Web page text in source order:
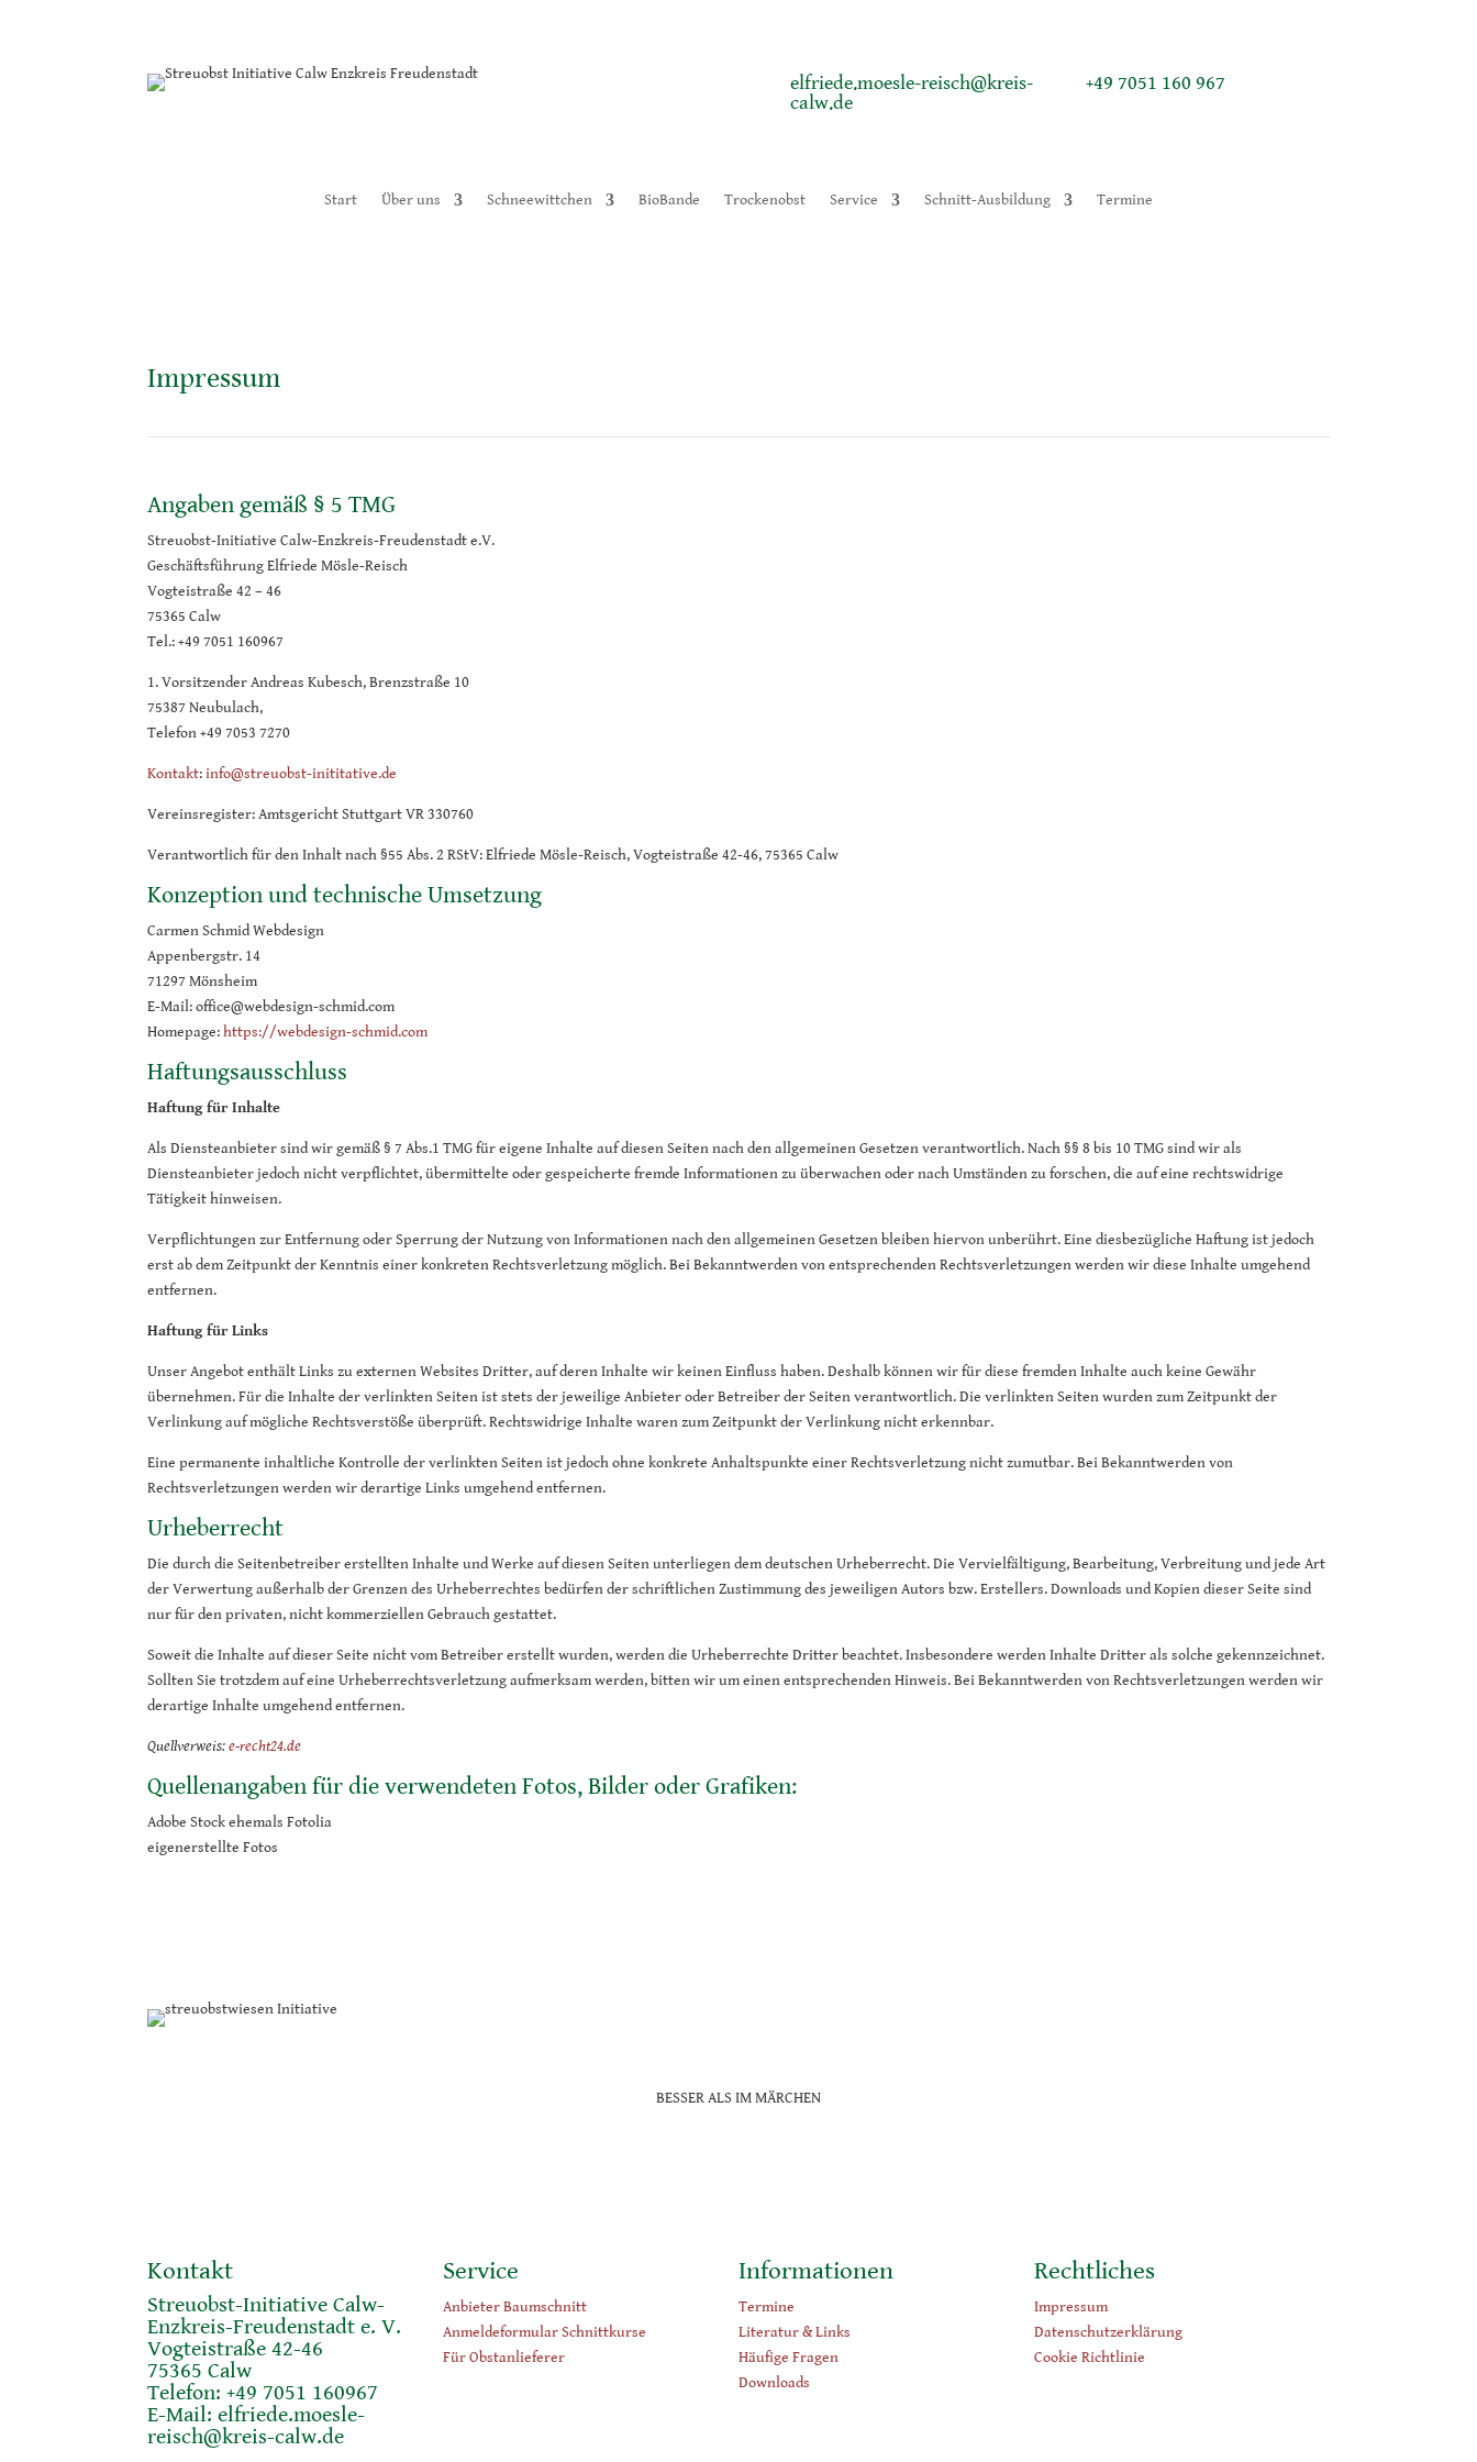
elfriede.moesle-reisch@kreis-
calw.de
+49 7051 160 967
Start Über uns Schneewittchen BioBande Trockenobst Service Schnitt-Ausbildung Termine
Impressum
Angaben gemäß § 5 TMG
Streuobst-Initiative Calw-Enzkreis-Freudenstadt e.V.
Geschäftsführung Elfriede Mösle-Reisch
Vogteistraße 42 – 46
75365 Calw
Tel.: +49 7051 160967
1. Vorsitzender Andreas Kubesch, Brenzstraße 10
75387 Neubulach,
Telefon +49 7053 7270
Kontakt: info@streuobst-inititative.de
Vereinsregister: Amtsgericht Stuttgart VR 330760
Verantwortlich für den Inhalt nach §55 Abs. 2 RStV: Elfriede Mösle-Reisch, Vogteistraße 42-46, 75365 Calw
Konzeption und technische Umsetzung
Carmen Schmid Webdesign
Appenbergstr. 14
71297 Mönsheim
E-Mail: office@webdesign-schmid.com
Homepage: https://webdesign-schmid.com
Haftungsausschluss
Haftung für Inhalte
Als Diensteanbieter sind wir gemäß § 7 Abs.1 TMG für eigene Inhalte auf diesen Seiten nach den allgemeinen Gesetzen verantwortlich. Nach §§ 8 bis 10 TMG sind wir als
Diensteanbieter jedoch nicht verpflichtet, übermittelte oder gespeicherte fremde Informationen zu überwachen oder nach Umständen zu forschen, die auf eine rechtswidrige
Tätigkeit hinweisen.
Verpflichtungen zur Entfernung oder Sperrung der Nutzung von Informationen nach den allgemeinen Gesetzen bleiben hiervon unberührt. Eine diesbezügliche Haftung ist jedoch
erst ab dem Zeitpunkt der Kenntnis einer konkreten Rechtsverletzung möglich. Bei Bekanntwerden von entsprechenden Rechtsverletzungen werden wir diese Inhalte umgehend
entfernen.
Haftung für Links
Unser Angebot enthält Links zu externen Websites Dritter, auf deren Inhalte wir keinen Einfluss haben. Deshalb können wir für diese fremden Inhalte auch keine Gewähr
übernehmen. Für die Inhalte der verlinkten Seiten ist stets der jeweilige Anbieter oder Betreiber der Seiten verantwortlich. Die verlinkten Seiten wurden zum Zeitpunkt der
Verlinkung auf mögliche Rechtsverstöße überprüft. Rechtswidrige Inhalte waren zum Zeitpunkt der Verlinkung nicht erkennbar.
Eine permanente inhaltliche Kontrolle der verlinkten Seiten ist jedoch ohne konkrete Anhaltspunkte einer Rechtsverletzung nicht zumutbar. Bei Bekanntwerden von
Rechtsverletzungen werden wir derartige Links umgehend entfernen.
Urheberrecht
Die durch die Seitenbetreiber erstellten Inhalte und Werke auf diesen Seiten unterliegen dem deutschen Urheberrecht. Die Vervielfältigung, Bearbeitung, Verbreitung und jede Art
der Verwertung außerhalb der Grenzen des Urheberrechtes bedürfen der schriftlichen Zustimmung des jeweiligen Autors bzw. Erstellers. Downloads und Kopien dieser Seite sind
nur für den privaten, nicht kommerziellen Gebrauch gestattet.
Soweit die Inhalte auf dieser Seite nicht vom Betreiber erstellt wurden, werden die Urheberrechte Dritter beachtet. Insbesondere werden Inhalte Dritter als solche gekennzeichnet.
Sollten Sie trotzdem auf eine Urheberrechtsverletzung aufmerksam werden, bitten wir um einen entsprechenden Hinweis. Bei Bekanntwerden von Rechtsverletzungen werden wir
derartige Inhalte umgehend entfernen.
Quellverweis: e-recht24.de
Quellenangaben für die verwendeten Fotos, Bilder oder Grafiken:
Adobe Stock ehemals Fotolia
eigenerstellte Fotos
BESSER ALS IM MÄRCHEN
Kontakt
Streuobst-Initiative Calw-
Enzkreis-Freudenstadt e. V.
Vogteistraße 42-46
75365 Calw
Telefon: +49 7051 160967
E-Mail:elfriede.moesle-
reisch@kreis-calw.de
Service
Anbieter Baumschnitt
Anmeldeformular Schnittkurse
Für Obstanlieferer
Informationen
Termine
Literatur & Links
Häufige Fragen
Downloads
Rechtliches
Impressum
Datenschutzerklärung
Cookie Richtlinie